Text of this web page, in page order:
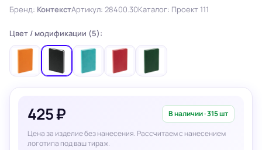
Бренд: КонтекстАртикул: 28400.30Каталог: Проект 111
Цвет / модификации (5):
425 ₽ В наличии · 315 шт
Цена за изделие без нанесения. Рассчитаем с нанесением
логотипа под ваш тираж.